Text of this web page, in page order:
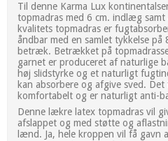
Til denne Karma Lux
topmadras med 6 cm. indlæg
kvalitets topmadras er
åndbar med en samlet tykkelse
betræk. Betrækket på
garnet er produceret af naturlige
høj slidstyrke og et naturligt
kan absorbere og afgive sved.
komfortabelt og er naturligt anti-
Denne lækre latex topmadras vil
afslappet og med støtte og
lænd. Ja, hele kroppen vil få gavn